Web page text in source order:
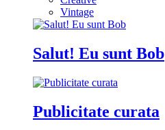
Vintage
Salut! Eu sunt Bob
Publicitate curata